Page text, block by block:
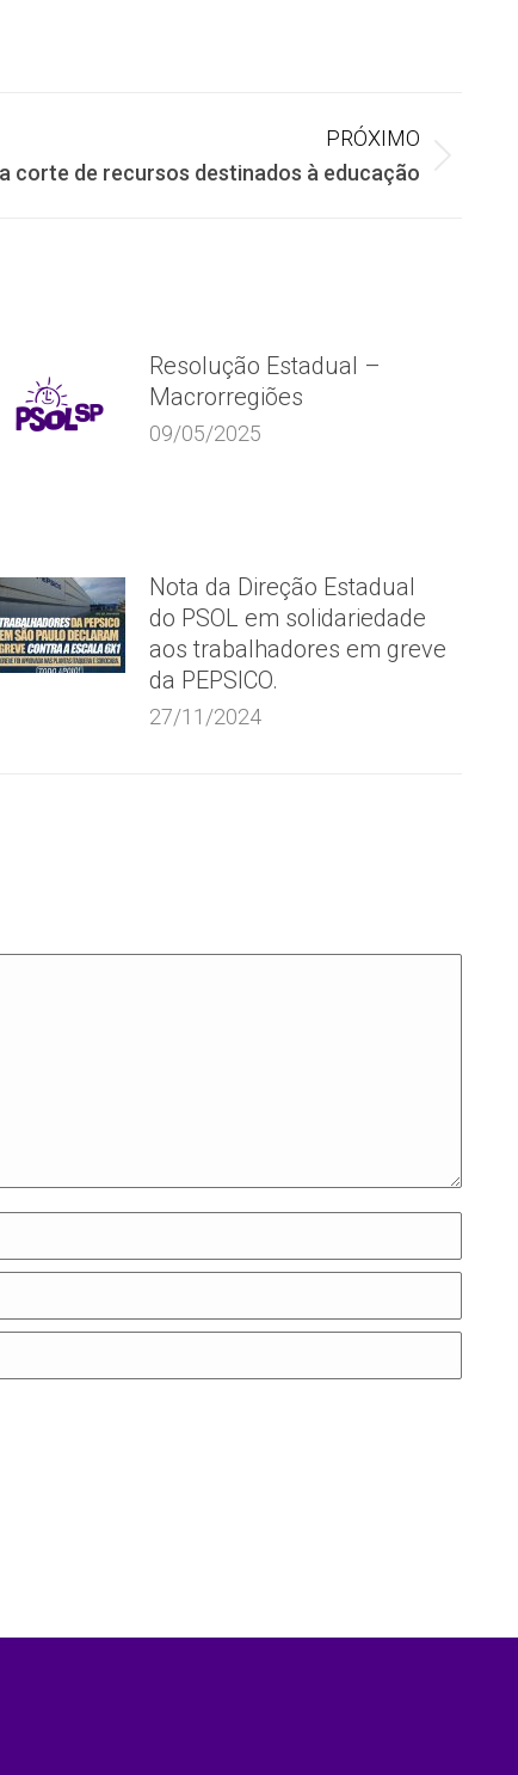
PRÓXIMO
corte de recursos destinados à educação
Resolução Estadual –
Macrorregiões
09/05/2025
Nota da Direção Estadual
do PSOL em solidariedade
aos trabalhadores em greve
da PEPSICO.
27/11/2024